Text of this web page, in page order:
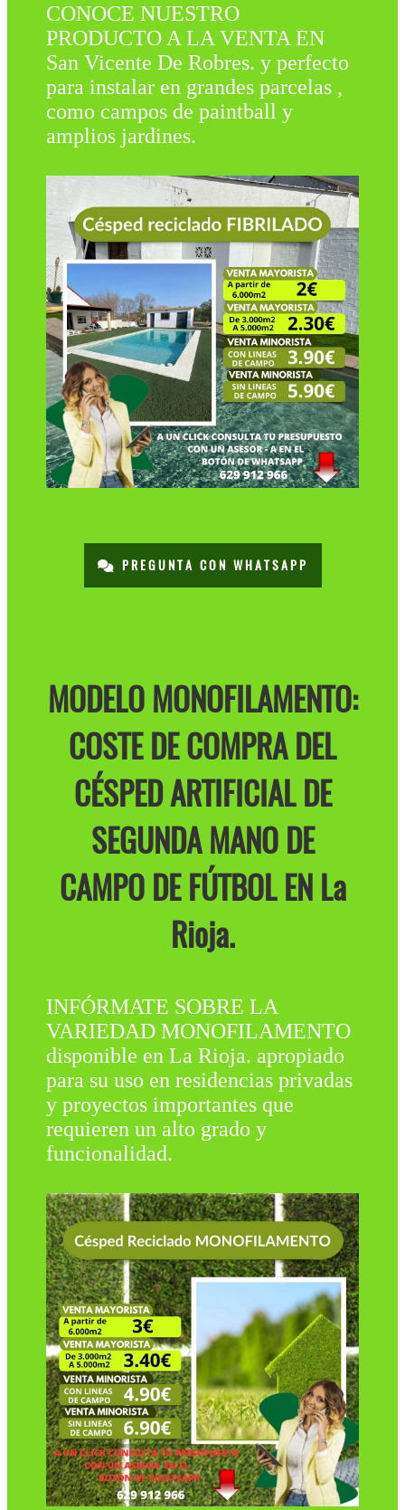
CONOCE NUESTRO
PRODUCTO A LA VENTA EN
San Vicente De Robres. y perfecto
para instalar en grandes parcelas ,
como campos de paintball y
amplios jardines.
PREGUNTA CON WHATSAPP
MODELO MONOFILAMENTO:
COSTE DE COMPRA DEL
CÉSPED ARTIFICIAL DE
SEGUNDA MANO DE
CAMPO DE FÚTBOL EN La
Rioja.
INFÓRMATE SOBRE LA
VARIEDAD MONOFILAMENTO
disponible en La Rioja. apropiado
para su uso en residencias privadas
y proyectos importantes que
requieren un alto grado y
funcionalidad.